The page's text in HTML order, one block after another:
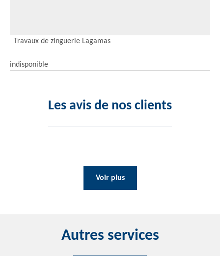
Travaux de zinguerie Lagamas
indisponible
Les avis de nos clients
Voir plus
Autres services